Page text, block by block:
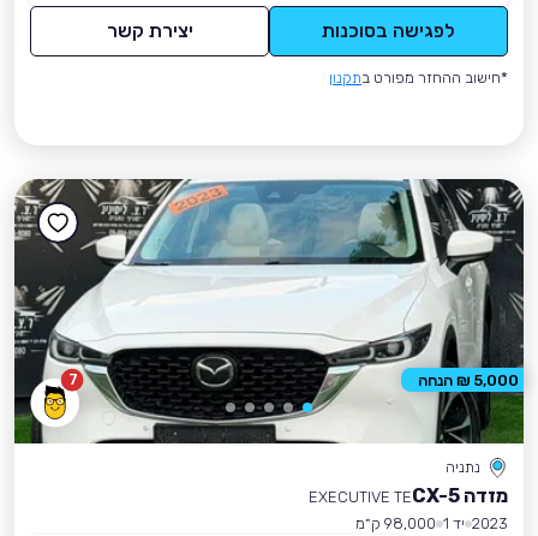
לפגישה בסוכנות יצירת קשר
*חישוב ההחזר מפורט בתקנון
7
נתניה
מזדה CX-5
EXECUTIVE TE
2023 יד 1
98,000 ק״מ
5,000 ₪ הנחה